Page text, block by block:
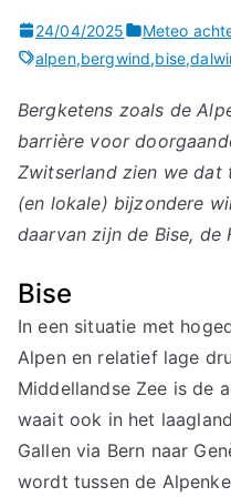
24/04/2025
Meteo
alpen,bergwind,bise,
Bergketens zoals de
barrière voor
Zwitserland zien we dat
(en lokale) bijzondere
daarvan zijn de Bise, de
Bise
In een situatie met
Alpen en relatief lage
Middellandse Zee is de
waait ook in het
Gallen via Bern naar
wordt tussen de